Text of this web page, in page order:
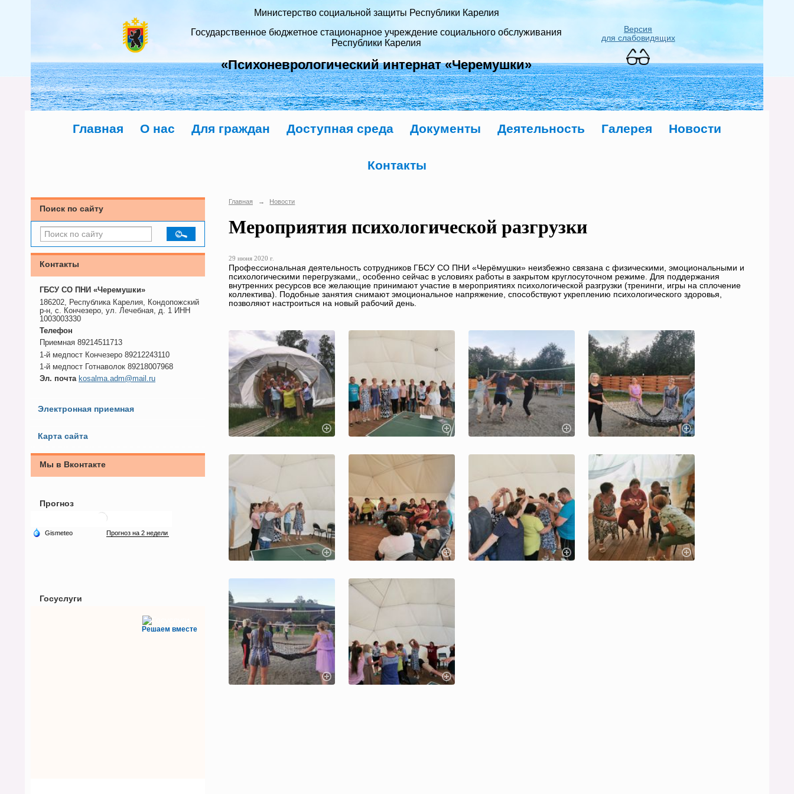
Министерство социальной защиты Республики Карелия
Государственное бюджетное стационарное учреждение социального обслуживания
Республики Карелия
«Психоневрологический интернат «Черемушки»
Версия
для слабовидящих
Главная О нас Для граждан Доступная среда Документы Деятельность Галерея Новости
Контакты
Поиск по сайту
Контакты
ГБСУ СО ПНИ «Черемушки»
186202, Республика Карелия, Кондопожский
р-н, с. Кончезеро, ул. Лечебная, д. 1 ИНН
1003003330
Телефон
Приемная 89214511713
1-й медпост Кончезеро 89212243110
1-й медпост Готнаволок 89218007968
Эл. почта kosalma.adm@mail.ru
Электронная приемная
Карта сайта
Мы в Вконтакте
Прогноз
Госуслуги
Решаем вместе
Главная → Новости
Мероприятия психологической разгрузки
29 июня 2020 г.
Профессиональная деятельность сотрудников ГБСУ СО ПНИ «Черёмушки» неизбежно связана с физическими, эмоциональными и
психологическими перегрузками,, особенно сейчас в условиях работы в закрытом круглосуточном режиме. Для поддержания
внутренних ресурсов все желающие принимают участие в мероприятиях психологической разгрузки (тренинги, игры на сплочение
коллектива). Подобные занятия снимают эмоциональное напряжение, способствуют укреплению психологического здоровья,
позволяют настроиться на новый рабочий день.